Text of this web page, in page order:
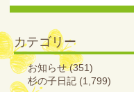
カテゴリー
お知らせ(351)
杉の子日記 (1,799)